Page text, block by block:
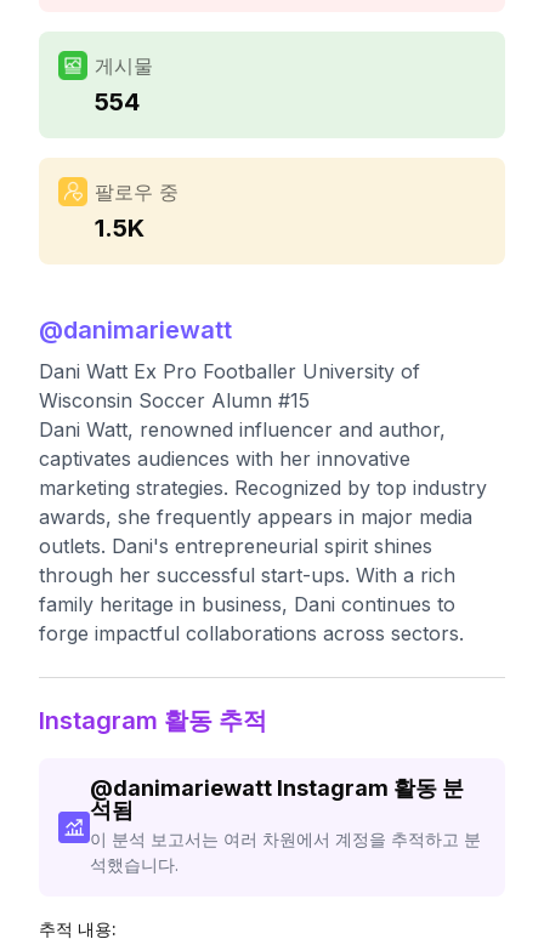
게시물
554
팔로우 중
1.5K
@danimariewatt
Dani Watt Ex Pro Footballer University of
Wisconsin Soccer Alumn #15
Dani Watt, renowned influencer and author,
captivates audiences with her innovative
marketing strategies. Recognized by top industry
awards, she frequently appears in major media
outlets. Dani's entrepreneurial spirit shines
through her successful start-ups. With a rich
family heritage in business, Dani continues to
forge impactful collaborations across sectors.
Instagram 활동 추적
@danimariewatt Instagram 활동 분
석됨
이 분석 보고서는 여러 차원에서 계정을 추적하고 분
석했습니다.
추적 내용: